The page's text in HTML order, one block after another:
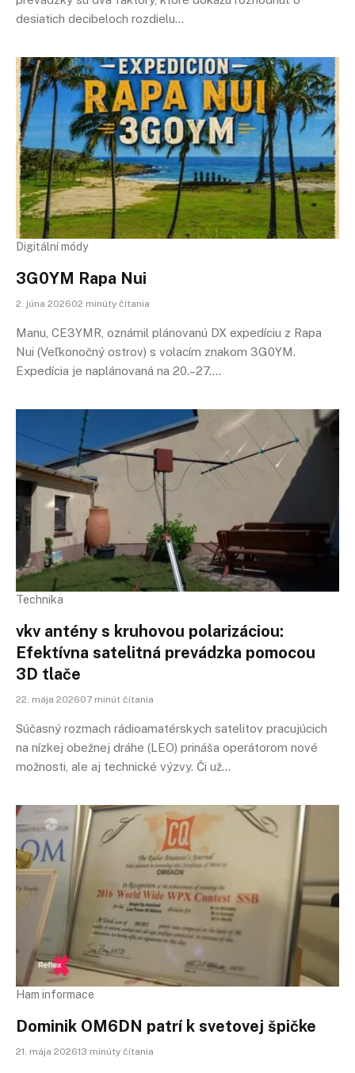
desiatich decibeloch rozdielu…
Digitální módy
3G0YM Rapa Nui
2. júna 202602 minúty čítania
Manu, CE3YMR, oznámil plánovanú DX expedíciu z Rapa
Nui (Veľkonočný ostrov) s volacím znakom 3G0YM.
Expedícia je naplánovaná na 20.–27.…
Technika
vkv antény s kruhovou polarizáciou:
Efektívna satelitná prevádzka pomocou
3D tlače
22. mája 202607 minút čítania
Súčasný rozmach rádioamatérskych satelitov pracujúcich
na nízkej obežnej dráhe (LEO) prináša operátorom nové
možnosti, ale aj technické výzvy. Či už…
Ham informace
Dominik OM6DN patrí k svetovej špičke
21. mája 202613 minúty čítania